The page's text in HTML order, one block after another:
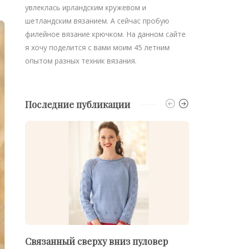
увлеклась ирландским кружевом и
шетландским вязанием. А сейчас пробую
филейное вязание крючком. На данном сайте
я хочу поделится с вами моим 45 летним
опытом разных техник вязания.
Последние публикации
Связанный сверху вниз пуловер